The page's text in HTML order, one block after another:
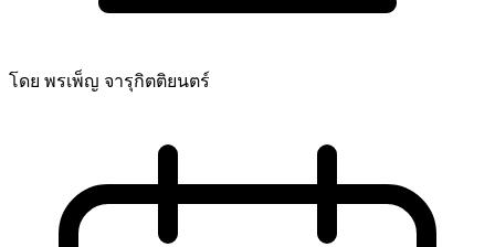
โดย พรเพ็ญ จารุกิตติยนตร์